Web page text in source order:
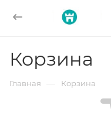
Корзина
Главная — Корзина